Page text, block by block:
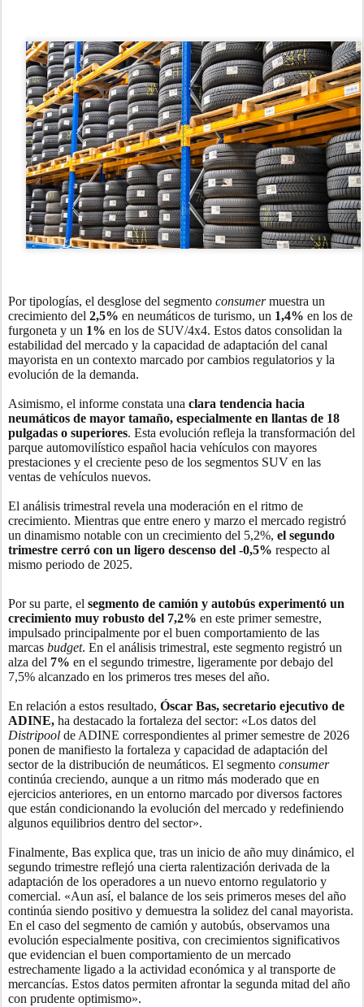
Por tipologías, el desglose del segmento consumermuestra un
crecimiento del 2,5% en neumáticos de turismo, un 1,4% en los de
furgoneta y un 1% en los de SUV/4x4. Estos datos consolidan la
estabilidad del mercado y la capacidad de adaptación del canal
mayorista en un contexto marcado por cambios regulatorios y la
evolución de la demanda.
Asimismo, el informe constata una clara tendencia hacia
neumáticos de mayor tamaño, especialmente en llantas de 18
pulgadas o superiores. Esta evolución refleja la transformación del
parque automovilístico español hacia vehículos con mayores
prestaciones y el creciente peso de los segmentos SUV en las
ventas de vehículos nuevos.
El análisis trimestral revela una moderación en el ritmo de
crecimiento. Mientras que entre enero y marzo el mercado registró
un dinamismo notable con un crecimiento del 5,2%, el segundo
trimestre cerró con un ligero descenso del -0,5% respecto al
mismo periodo de 2025.
Por su parte, el segmento de camión y autobús experimentó un
crecimiento muy robusto del 7,2% en este primer semestre,
impulsado principalmente por el buen comportamiento de las
marcas budget. En el análisis trimestral, este segmento registró un
alza del 7% en el segundo trimestre, ligeramente por debajo del
7,5% alcanzado en los primeros tres meses del año.
En relación a estos resultado, Óscar Bas, secretario ejecutivo de
ADINE, ha destacado la fortaleza del sector: «Los datos del
Distripool de ADINE correspondientes al primer semestre de 2026
ponen de manifiesto la fortaleza y capacidad de adaptación del
sector de la distribución de neumáticos. El segmento consumer
continúa creciendo, aunque a un ritmo más moderado que en
ejercicios anteriores, en un entorno marcado por diversos factores
que están condicionando la evolución del mercado y redefiniendo
algunos equilibrios dentro del sector».
Finalmente, Bas explica que, tras un inicio de año muy dinámico, el
segundo trimestre reflejó una cierta ralentización derivada de la
adaptación de los operadores a un nuevo entorno regulatorio y
comercial. «Aun así, el balance de los seis primeros meses del año
continúa siendo positivo y demuestra la solidez del canal mayorista.
En el caso del segmento de camión y autobús, observamos una
evolución especialmente positiva, con crecimientos significativos
que evidencian el buen comportamiento de un mercado
estrechamente ligado a la actividad económica y al transporte de
mercancías. Estos datos permiten afrontar la segunda mitad del año
con prudente optimismo».